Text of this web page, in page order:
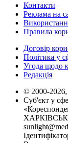
Контакти
Реклама на
Правила
Договір
Політика у
Угода щодо
Редакція
© 2000-2026,
Суб'єкт у